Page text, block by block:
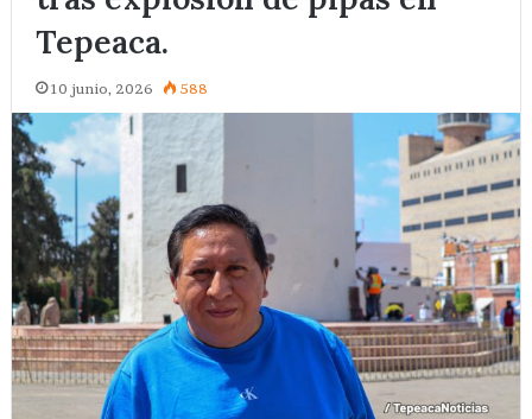
Tepeaca.
10 junio, 2026 588